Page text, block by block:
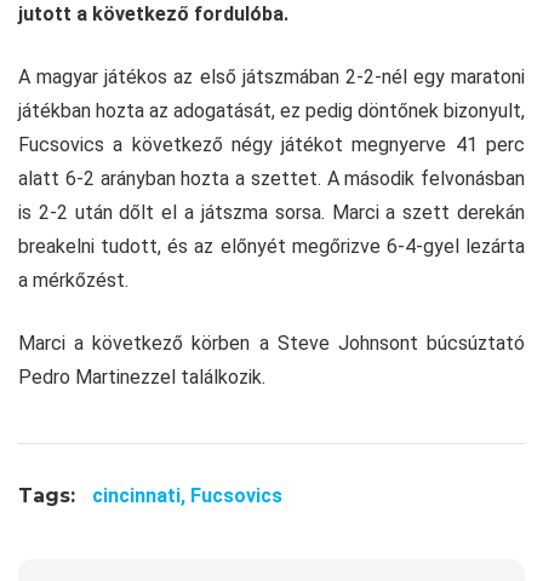
jutott a következő fordulóba.
A magyar játékos az első játszmában 2-2-nél egy maratoni
játékban hozta az adogatását, ez pedig döntőnek bizonyult,
Fucsovics a következő négy játékot megnyerve 41 perc
alatt 6-2 arányban hozta a szettet. A második felvonásban
is 2-2 után dőlt el a játszma sorsa. Marci a szett derekán
breakelni tudott, és az előnyét megőrizve 6-4-gyel lezárta
a mérkőzést.
Marci a következő körben a Steve Johnsont búcsúztató
Pedro Martinezzel találkozik.
Tags: cincinnati, Fucsovics